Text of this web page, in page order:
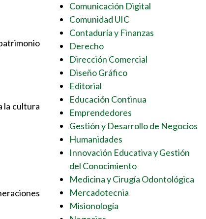
la cultura
Comunicación Digital
Comunidad UIC
Contaduría y Finanzas
Derecho
Dirección Comercial
Diseño Gráfico
Editorial
Educación Continua
Emprendedores
Gestión y Desarrollo de Negocios
Humanidades
Innovación Educativa y Gestión
del Conocimiento
Medicina y Cirugía Odontológica
Mercadotecnia
Misionología